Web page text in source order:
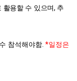
활용할 수 있으며, 추
참석해야함 *일정은